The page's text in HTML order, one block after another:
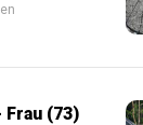
(73)